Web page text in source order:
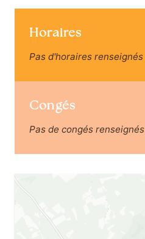
Horaires
Pas d'horaires renseignés
Congés
Pas de congés renseignés